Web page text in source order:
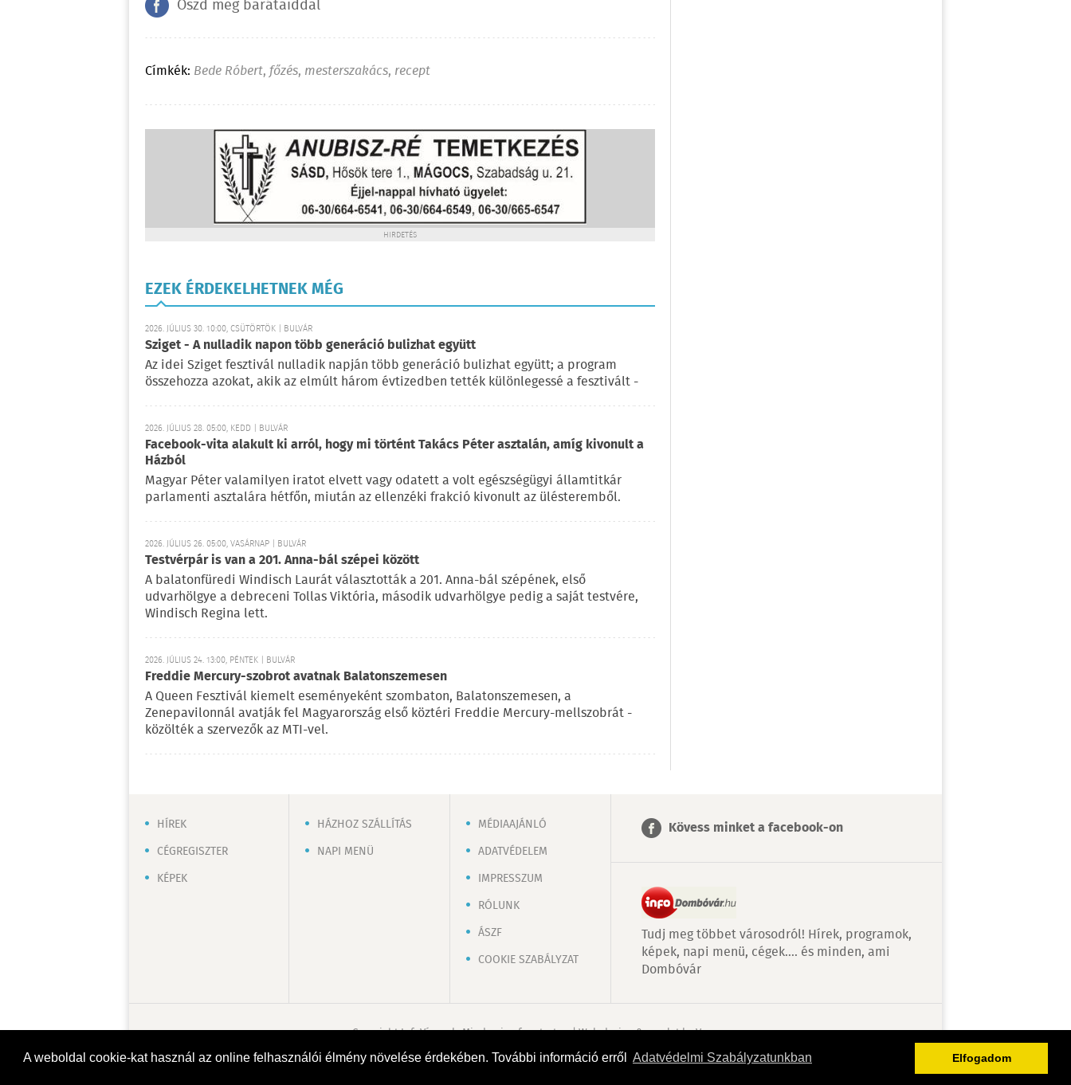
A weboldal cookie-kat használ az online felhasználói élmény növelése érdekében. További információ erről Adatvédelmi Szabályzatunkban Elfogadom
Oszd meg barátaiddal
Címkék: Bede Róbert,főzés, mesterszakács, recept
HIRDETÉS
EZEK ÉRDEKELHETNEK MÉG
2026. JÚLIUS 30. 10:00, CSÜTÖRTÖK | BULVÁR
Sziget - A nulladik napon több generáció bulizhat együtt
Az idei Sziget fesztivál nulladik napján több generáció bulizhat együtt; a program
összehozza azokat, akik az elmúlt három évtizedben tették különlegessé a fesztivált -
2026. JÚLIUS 28. 05:00, KEDD | BULVÁR
Facebook-vita alakult ki arról, hogy mi történt Takács Péter asztalán, amíg kivonult a
Házból
Magyar Péter valamilyen iratot elvett vagy odatett a volt egészségügyi államtitkár
parlamenti asztalára hétfőn, miután az ellenzéki frakció kivonult az ülésteremből.
2026. JÚLIUS 26. 05:00, VASÁRNAP | BULVÁR
Testvérpár is van a 201. Anna-bál szépei között
A balatonfüredi Windisch Laurát választották a 201. Anna-bál szépének, első
udvarhölgye a debreceni Tollas Viktória, második udvarhölgye pedig a saját testvére,
Windisch Regina lett.
2026. JÚLIUS 24. 13:00, PÉNTEK | BULVÁR
Freddie Mercury-szobrot avatnak Balatonszemesen
A Queen Fesztivál kiemelt eseményeként szombaton, Balatonszemesen, a
Zenepavilonnál avatják fel Magyarország első köztéri Freddie Mercury-mellszobrát -
közölték a szervezők az MTI-vel.
HÍREK
CÉGREGISZTER
KÉPEK
HÁZHOZ SZÁLLÍTÁS
NAPI MENÜ
MÉDIAAJÁNLÓ
ADATVÉDELEM
IMPRESSZUM
RÓLUNK
ÁSZF
COOKIE SZABÁLYZAT
Kövess minket a facebook-on
Tudj meg többet városodról! Hírek, programok,
képek, napi menü, cégek…. és minden, ami
Dombóvár
Copyright InfoVárosok. Minden jog fenntartva. | Web design & arculat byVoov